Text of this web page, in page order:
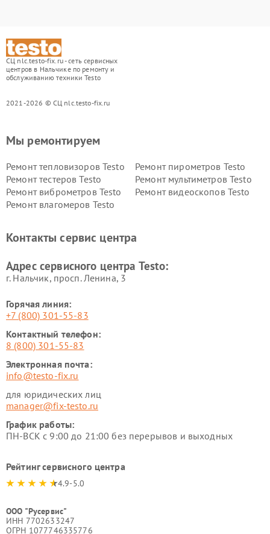
СЦ nlc.testo-fix.ru - сеть сервисных
центров в Нальчике по ремонту и
обслуживанию техники Testo
2021-2026 © СЦ nlc.testo-fix.ru
Мы ремонтируем
Ремонт тепловизоров Testo
Ремонт пирометров Testo
Ремонт тестеров Testo
Ремонт мультиметров Testo
Ремонт виброметров Testo
Ремонт видеоскопов Testo
Ремонт влагомеров Testo
Контакты сервис центра
Адрес сервисного центра Testo:
г. Нальчик, просп. Ленина, 3
Горячая линия:
+7 (800) 301-55-83
Контактный телефон:
8 (800) 301-55-83
Электронная почта:
info@testo-fix.ru
для юридических лиц
manager@fix-testo.ru
График работы:
ПН-ВСК с 9:00 до 21:00 без перерывов и выходных
Рейтинг сервисного центра
4.9-5.0
ООО "Русервис"
ИНН 7702633247
ОГРН 1077746335776